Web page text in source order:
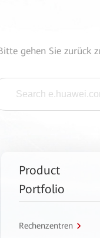
gehen Sie zurück
Product
Portfolio
Rechenzentren